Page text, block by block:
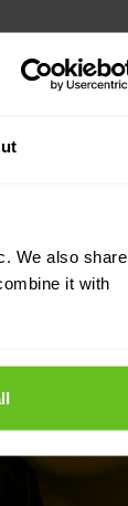
We also share
it with